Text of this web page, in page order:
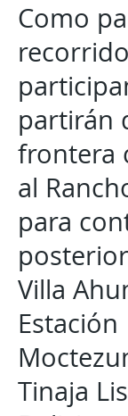
Como
partirán
frontera
al
para
Villa
Estación
Tinaja